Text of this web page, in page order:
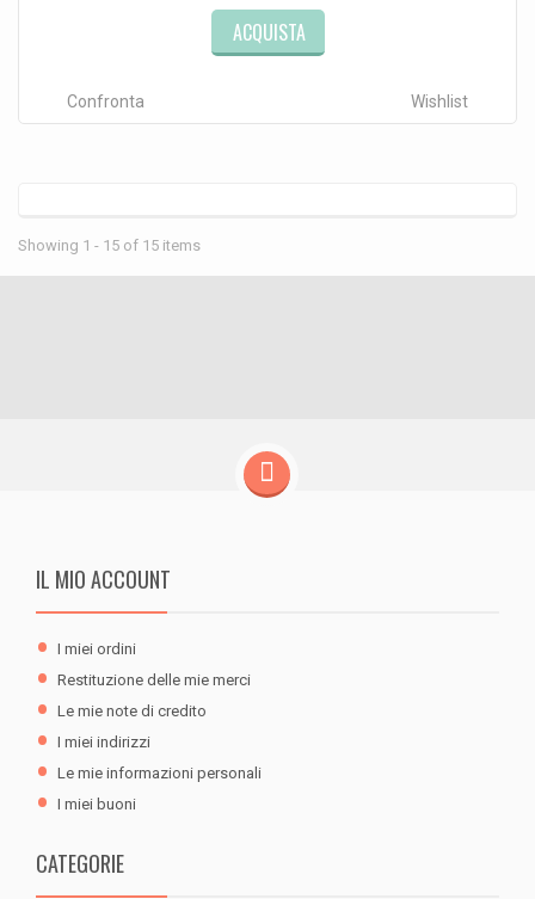
ACQUISTA
Wishlist
Confronta
Showing 1 - 15 of 15 items
IL MIO ACCOUNT
I miei ordini
Restituzione delle mie merci
Le mie note di credito
I miei indirizzi
Le mie informazioni personali
I miei buoni
CATEGORIE